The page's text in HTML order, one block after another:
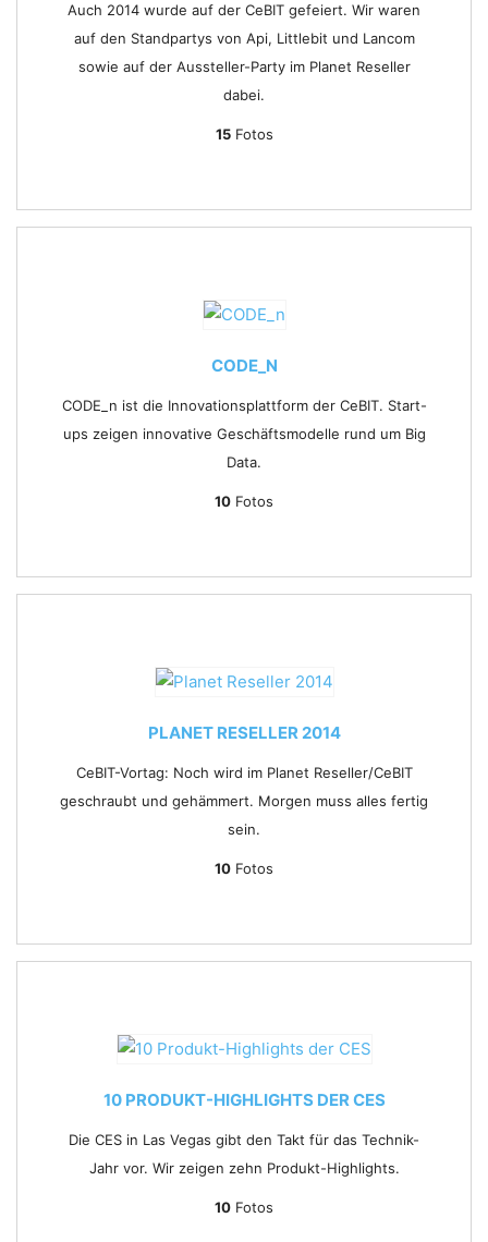
Auch 2014 wurde auf der CeBIT gefeiert. Wir waren
auf den Standpartys von Api, Littlebit und Lancom
sowie auf der Aussteller-Party im Planet Reseller
dabei.
15Fotos
CODE_N
CODE_n ist die Innovationsplattform der CeBIT. Start-
ups zeigen innovative Geschäftsmodelle rund um Big
Data.
10 Fotos
PLANET RESELLER 2014
CeBIT-Vortag: Noch wird im Planet Reseller/CeBIT
geschraubt und gehämmert. Morgen muss alles fertig
sein.
10 Fotos
10 PRODUKT-HIGHLIGHTS DER CES
Die CES in Las Vegas gibt den Takt für das Technik-
Jahr vor. Wir zeigen zehn Produkt-Highlights.
10 Fotos